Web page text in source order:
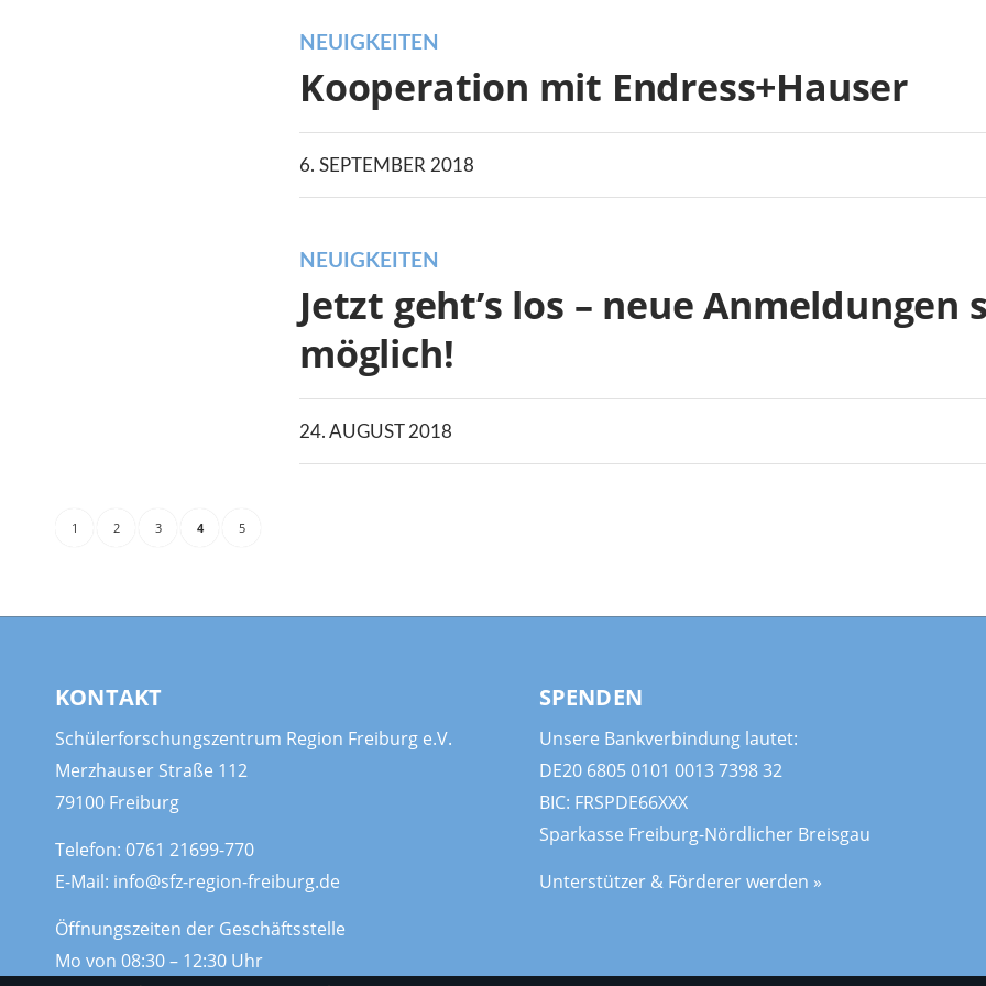
NEUIGKEITEN
Kooperation mit Endress+Hauser
6. SEPTEMBER 2018
NEUIGKEITEN
Jetzt geht’s los – neue Anmeldungen
möglich!
24. AUGUST 2018
1 2 3 4 5
KONTAKT
Schülerforschungszentrum Region Freiburg e.V.
Merzhauser Straße 112
79100 Freiburg
Telefon: 0761 21699-770
E-Mail: info@sfz-region-freiburg.de
Öffnungszeiten der Geschäftsstelle
Mo von 08:30 – 12:30 Uhr
SPENDEN
Unsere Bankverbindung lautet:
DE20 6805 0101 0013 7398 32
BIC: FRSPDE66XXX
Sparkasse Freiburg-Nördlicher Breisgau
Unterstützer & Förderer werden »